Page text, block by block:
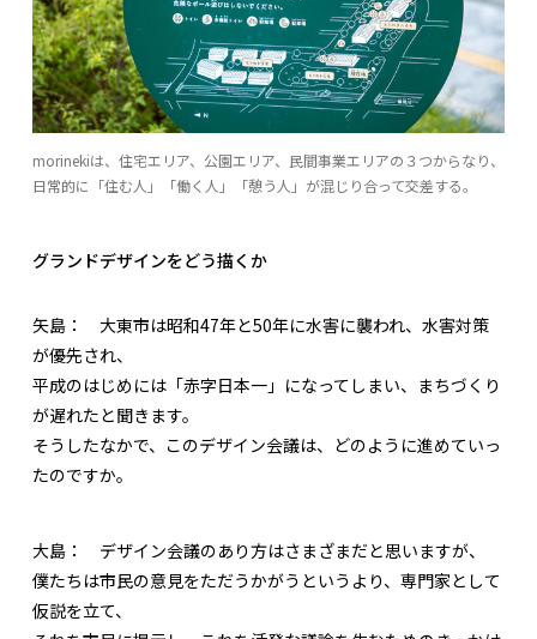
morinekiは、住宅エリア、公園エリア、民間事業エリアの３つからなり、
日常的に「住む人」「働く人」「憩う人」が混じり合って交差する。
グランドデザインをどう描くか
矢島： 大東市は昭和47年と50年に水害に襲われ、水害対策
が優先され、
平成のはじめには「赤字日本一」になってしまい、まちづくり
が遅れたと聞きます。
そうしたなかで、このデザイン会議は、どのように進めていっ
たのですか。
大島： デザイン会議のあり方はさまざまだと思いますが、
僕たちは市民の意見をただうかがうというより、専門家として
仮説を立て、